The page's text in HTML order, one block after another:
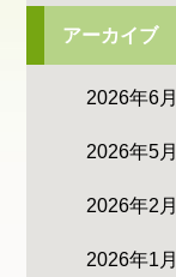
アーカイブ
2026年6月
2026年5月
2026年2月
2026年1月